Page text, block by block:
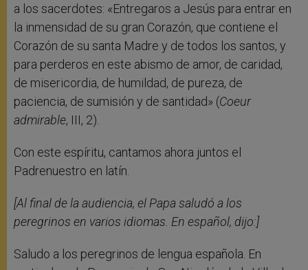
a los sacerdotes: «Entregaros a Jesús para entrar en
la inmensidad de su gran Corazón, que contiene el
Corazón de su santa Madre y de todos los santos, y
para perderos en este abismo de amor, de caridad,
de misericordia, de humildad, de pureza, de
paciencia, de sumisión y de santidad» (Coeur
admirable, III, 2).
Con este espíritu, cantamos ahora juntos el
Padrenuestro en latín.
[Al final de la audiencia, el Papa saludó a los
peregrinos en varios idiomas. En español, dijo:]
Saludo a los peregrinos de lengua española. En